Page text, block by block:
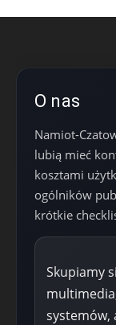
O nas
Namiot-
lubią mieć
kosztami
ogólników
krótkie
Skupiamy
systemów,